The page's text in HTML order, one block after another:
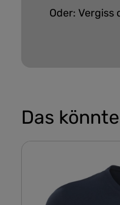
Oder: Vergiss
Das